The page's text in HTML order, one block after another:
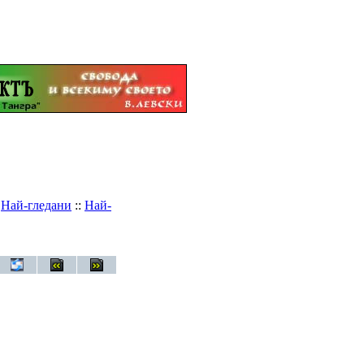
Най-гледани :: Най-